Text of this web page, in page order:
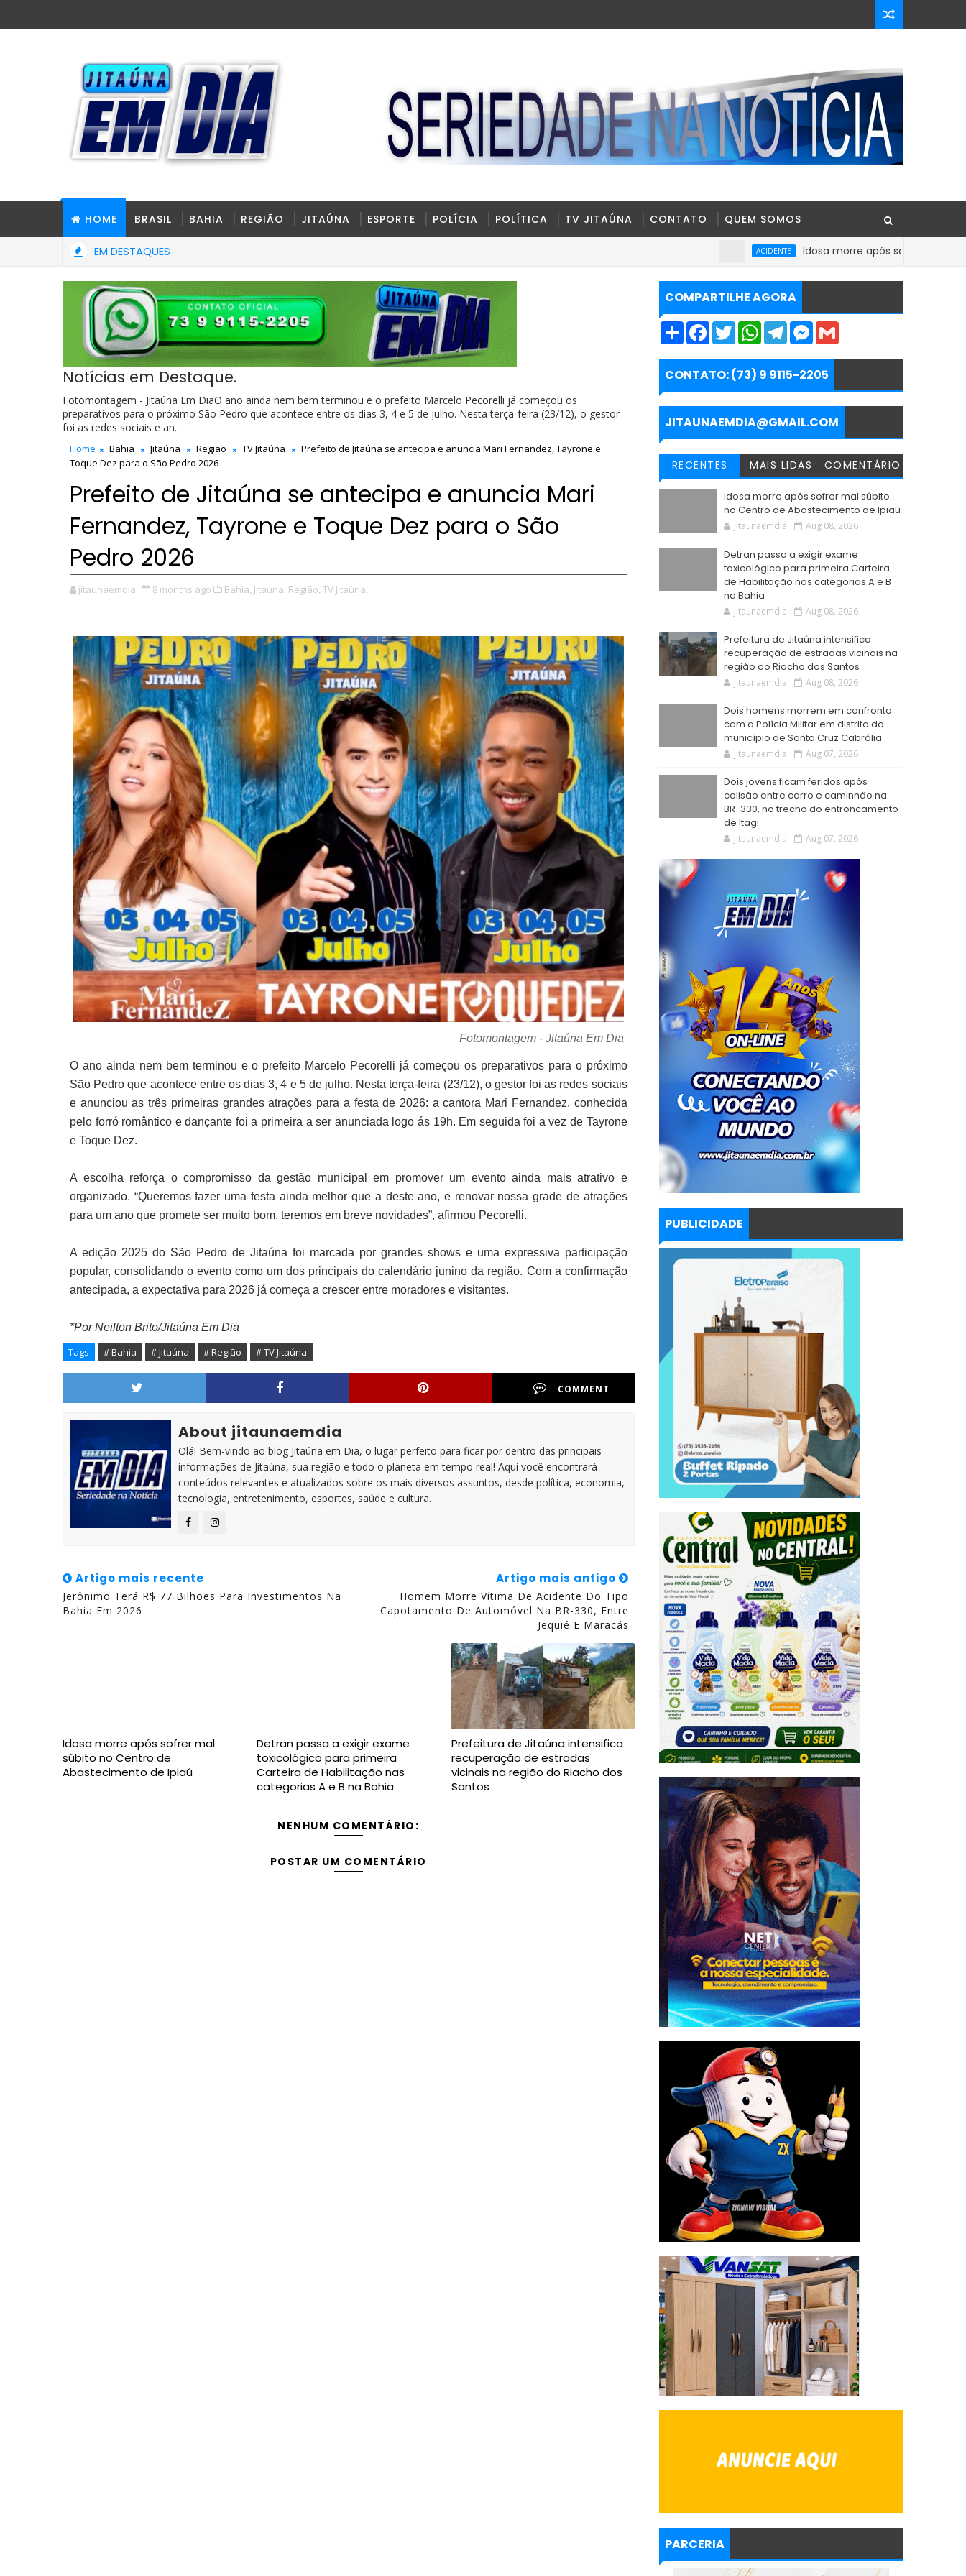
HOME BRASIL BAHIA REGIÃO JITAÚNA ESPORTE POLÍCIA POLÍTICA TV JITAÚNA CONTATO QUEM SOMOS
EM DESTAQUES Idosa morre após sofrer mal súbito no
Notícias em Destaque.
Fotomontagem - Jitaúna Em DiaO ano ainda nem bem terminou e o prefeito Marcelo Pecorelli já começou os
preparativos para o próximo São Pedro que acontece entre os dias 3, 4 e 5 de julho. Nesta terça-feira (23/12), o gestor
foi as redes sociais e an...
Home Bahia Jitaúna Região TV Jitaúna
Prefeito de Jitaúna se antecipa e anuncia Mari Fernandez, Tayrone e
Toque Dez para o São Pedro 2026
Prefeito de Jitaúna se antecipa e anuncia Mari
Fernandez, Tayrone e Toque Dez para o São
Pedro 2026
jitaunaemdia 8 months ago Bahia, Jitaúna, Região, TV Jitaúna,
Fotomontagem - Jitaúna Em Dia
O ano ainda nem bem terminou e o prefeito Marcelo Pecorelli já começou os preparativos para o próximo
São Pedro que acontece entre os dias 3, 4 e 5 de julho. Nesta terça-feira (23/12), o gestor foi as redes sociais
e anunciou as três primeiras grandes atrações para a festa de 2026: a cantora Mari Fernandez, conhecida
pelo forró romântico e dançante foi a primeira a ser anunciada logo ás 19h. Em seguida foi a vez de Tayrone
e Toque Dez.
A escolha reforça o compromisso da gestão municipal em promover um evento ainda mais atrativo e
organizado. “Queremos fazer uma festa ainda melhor que a deste ano, e renovar nossa grade de atrações
para um ano que promete ser muito bom, teremos em breve novidades”, afirmou Pecorelli.
A edição 2025 do São Pedro de Jitaúna foi marcada por grandes shows e uma expressiva participação
popular, consolidando o evento como um dos principais do calendário junino da região. Com a confirmação
antecipada, a expectativa para 2026 já começa a crescer entre moradores e visitantes.
*Por Neilton Brito/Jitaúna Em Dia
Tags # Bahia # Jitaúna # Região # TV Jitaúna
COMMENT
About jitaunaemdia
Olá! Bem-vindo ao blog Jitaúna em Dia, o lugar perfeito para ficar por dentro das principais
informações de Jitaúna, sua região e todo o planeta em tempo real! Aqui você encontrará
conteúdos relevantes e atualizados sobre os mais diversos assuntos, desde política, economia,
tecnologia, entretenimento, esportes, saúde e cultura.
Artigo mais recente
Jerônimo Terá R$ 77 Bilhões Para Investimentos Na
Bahia Em 2026
Artigo mais antigo
Homem Morre Vítima De Acidente Do Tipo
Capotamento De Automóvel Na BR-330, Entre
Jequié E Maracás
Idosa morre após sofrer mal
súbito no Centro de
Abastecimento de Ipiaú
Detran passa a exigir exame
toxicológico para primeira
Carteira de Habilitação nas
categorias A e B na Bahia
Prefeitura de Jitaúna intensifica
recuperação de estradas
vicinais na região do Riacho dos
Santos
NENHUM COMENTÁRIO:
POSTAR UM COMENTÁRIO
COMPARTILHE AGORA
S
r
e
F
e
b
o
k
T
w
t
t
e
r
W
t
s
p
p
T
e
g
a
m
M
s
e
g
e
r
i
CONTATO: (73) 9 9115-2205
JITAUNAEMDIA@GMAIL.COM
RECENTES MAIS LIDAS COMENTÁRIO
Idosa morre após sofrer mal súbito
no Centro de Abastecimento de Ipiaú
jitaunaemdia Aug 08, 2026
Detran passa a exigir exame
toxicológico para primeira Carteira
de Habilitação nas categorias A e B
na Bahia
jitaunaemdia Aug 08, 2026
Prefeitura de Jitaúna intensifica
recuperação de estradas vicinais na
região do Riacho dos Santos
jitaunaemdia Aug 08, 2026
Dois homens morrem em confronto
com a Polícia Militar em distrito do
município de Santa Cruz Cabrália
jitaunaemdia Aug 07, 2026
Dois jovens ficam feridos após
colisão entre carro e caminhão na
BR-330, no trecho do entroncamento
de Itagi
jitaunaemdia Aug 07, 2026
PUBLICIDADE
PARCERIA